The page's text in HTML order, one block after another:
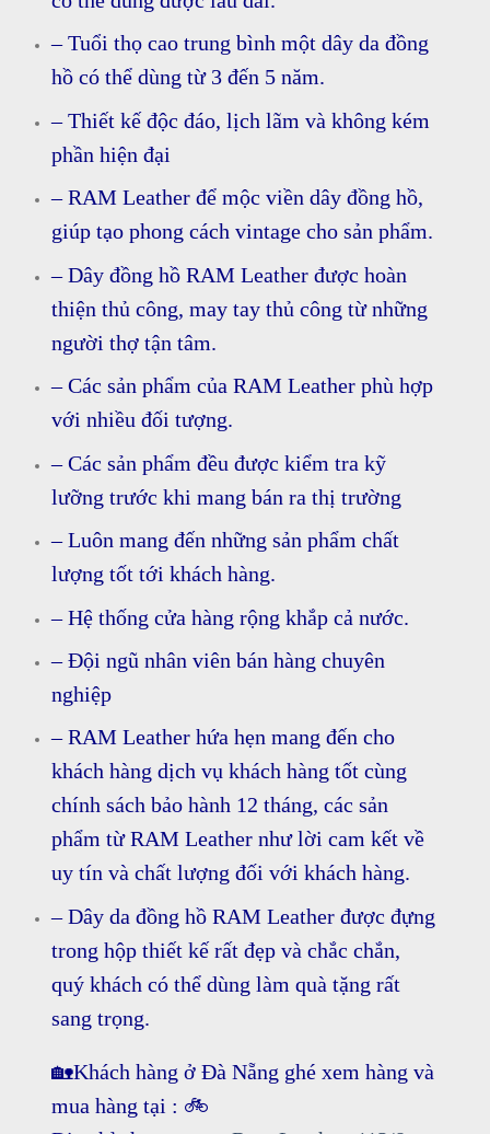
– Tuổi thọ cao trung bình một dây da đồng
hồ có thể dùng từ 3 đến 5 năm.
– Thiết kế độc đáo, lịch lãm và không kém
phần hiện đại
– RAM Leather để mộc viền dây đồng hồ,
giúp tạo phong cách vintage cho sản phẩm.
– Dây đồng hồ RAM Leather được hoàn
thiện thủ công, may tay thủ công từ những
người thợ tận tâm.
– Các sản phẩm của RAM Leather phù hợp
với nhiều đối tượng.
– Các sản phẩm đều được kiểm tra kỹ
lưỡng trước khi mang bán ra thị trường
– Luôn mang đến những sản phẩm chất
lượng tốt tới khách hàng.
– Hệ thống cửa hàng rộng khắp cả nước.
– Đội ngũ nhân viên bán hàng chuyên
nghiệp
– RAM Leather hứa hẹn mang đến cho
khách hàng dịch vụ khách hàng tốt cùng
chính sách bảo hành 12 tháng, các sản
phẩm từ RAM Leather như lời cam kết về
uy tín và chất lượng đối với khách hàng.
– Dây da đồng hồ RAM Leather được đựng
trong hộp thiết kế rất đẹp và chắc chắn,
quý khách có thể dùng làm quà tặng rất
sang trọng.
🏡Khách hàng ở Đà Nẵng ghé xem hàng và
mua hàng tại : 🚲